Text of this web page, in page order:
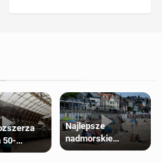
50-
Najlepsze
nadmorskie
miasteczko blisko